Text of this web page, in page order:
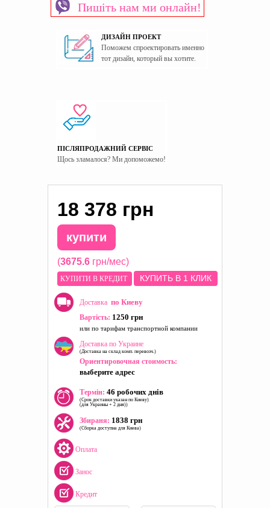
Материал изготовления: ЛДСП
Универсальный
Страна производитель: Украина
Пишіть нам ми онлайн!
ДИЗАЙН ПРОЕКТ
Поможем спроектировать именно
тот дизайн, который вы хотите.
ПІСЛЯПРОДАЖНИЙ СЕРВІС
Щось зламалося? Ми допоможемо!
18 378 грн
купити
(3675.6 грн/мес)
КУПИТИ В КРЕДИТ КУПИТЬ В 1 КЛИК
Доставка по Киеву
Вартість: 1250 грн
или по тарифам транспортной компании
Доставка по Украине
(Доставка на склад комп. перевозч.)
Ориентировочная стоимость:
выберите адрес
Термін: 46 робочих днів
(Срок доставки указан по Киеву)
(для Украины + 2 дня))
Збираня: 1838 грн
(Сборка доступна для Киева)
Оплата
Занос
Кредит